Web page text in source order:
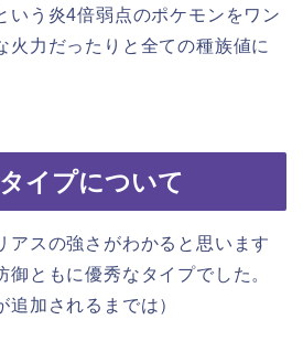
いう炎4倍弱点のポケモンをワン
火力だったりと全ての種族値に
イプについて
アスの強さがわかると思います
御ともに優秀なタイプでした。
追加されるまでは）